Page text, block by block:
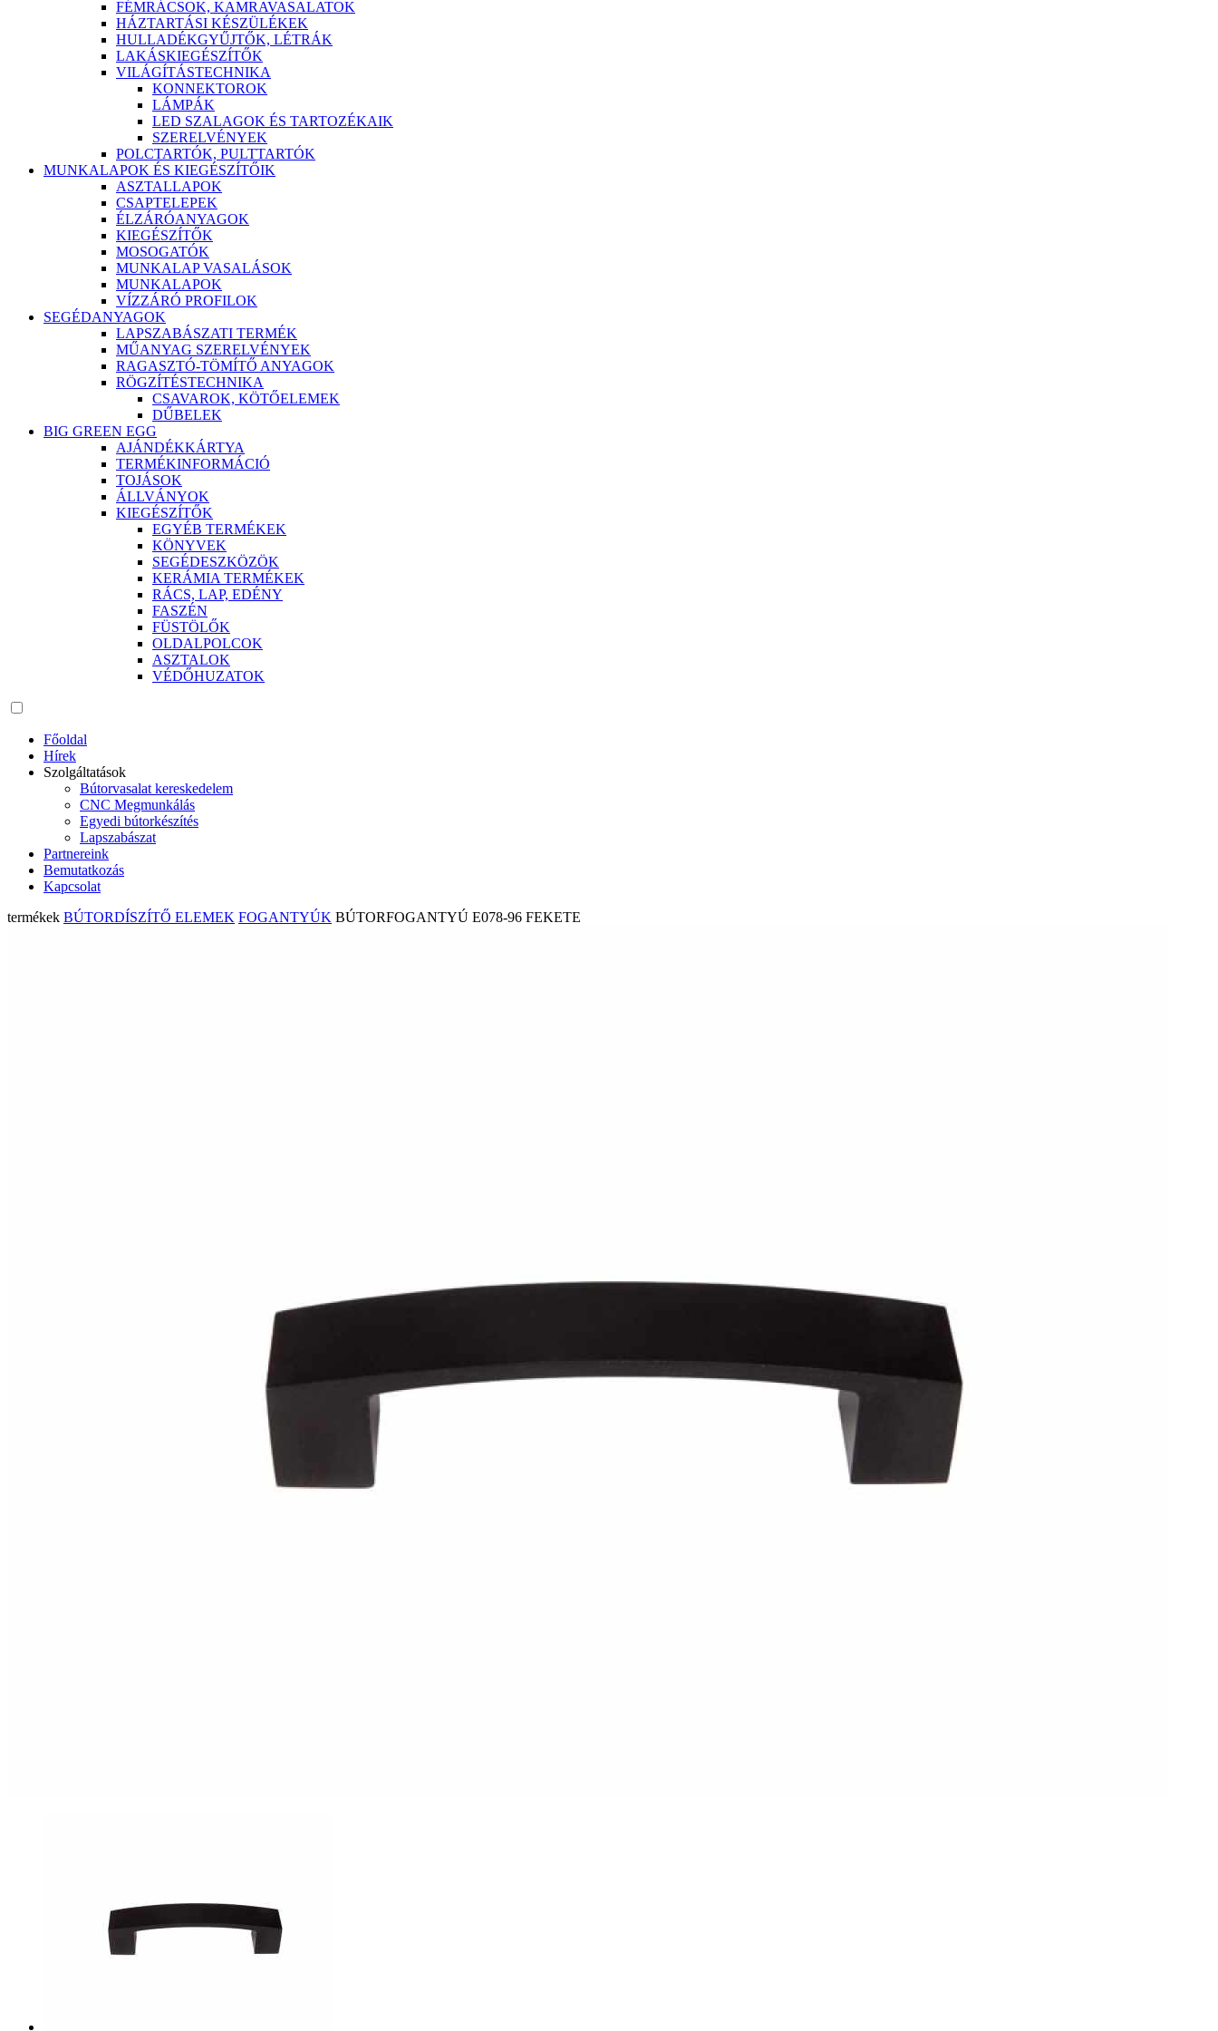
FÉMRÁCSOK, KAMRAVASALATOK
HÁZTARTÁSI KÉSZÜLÉKEK
HULLADÉKGYŰJTŐK, LÉTRÁK
LAKÁSKIEGÉSZÍTŐK
VILÁGÍTÁSTECHNIKA
KONNEKTOROK
LÁMPÁK
LED SZALAGOK ÉS TARTOZÉKAIK
SZERELVÉNYEK
POLCTARTÓK, PULTTARTÓK
MUNKALAPOK ÉS KIEGÉSZÍTŐIK
ASZTALLAPOK
CSAPTELEPEK
ÉLZÁRÓANYAGOK
KIEGÉSZÍTŐK
MOSOGATÓK
MUNKALAP VASALÁSOK
MUNKALAPOK
VÍZZÁRÓ PROFILOK
SEGÉDANYAGOK
LAPSZABÁSZATI TERMÉK
MŰANYAG SZERELVÉNYEK
RAGASZTÓ-TÖMÍTŐ ANYAGOK
RÖGZÍTÉSTECHNIKA
CSAVAROK, KÖTŐELEMEK
DŰBELEK
BIG GREEN EGG
AJÁNDÉKKÁRTYA
TERMÉKINFORMÁCIÓ
TOJÁSOK
ÁLLVÁNYOK
KIEGÉSZÍTŐK
EGYÉB TERMÉKEK
KÖNYVEK
SEGÉDESZKÖZÖK
KERÁMIA TERMÉKEK
RÁCS, LAP, EDÉNY
FASZÉN
FÜSTÖLŐK
OLDALPOLCOK
ASZTALOK
VÉDŐHUZATOK
Főoldal
Hírek
Szolgáltatások
Bútorvasalat kereskedelem
CNC Megmunkálás
Egyedi bútorkészítés
Lapszabászat
Partnereink
Bemutatkozás
Kapcsolat
termékek BÚTORDÍSZÍTŐ ELEMEK FOGANTYÚK BÚTORFOGANTYÚ E078-96 FEKETE